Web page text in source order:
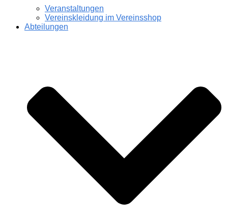
Veranstaltungen
Vereinskleidung im Vereinsshop
Abteilungen